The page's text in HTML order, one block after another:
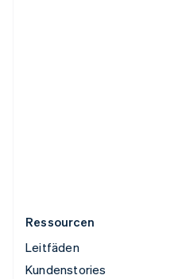
Ressourcen
Leitfäden
Kundenstories